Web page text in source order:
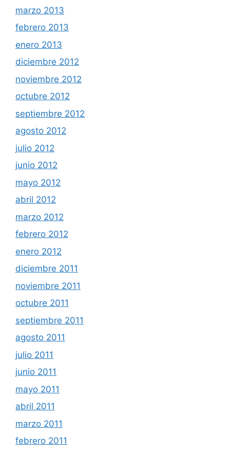
marzo 2013
febrero 2013
enero 2013
diciembre 2012
noviembre 2012
octubre 2012
septiembre 2012
agosto 2012
julio 2012
junio 2012
mayo 2012
abril 2012
marzo 2012
febrero 2012
enero 2012
diciembre 2011
noviembre 2011
octubre 2011
septiembre 2011
agosto 2011
julio 2011
junio 2011
mayo 2011
abril 2011
marzo 2011
febrero 2011